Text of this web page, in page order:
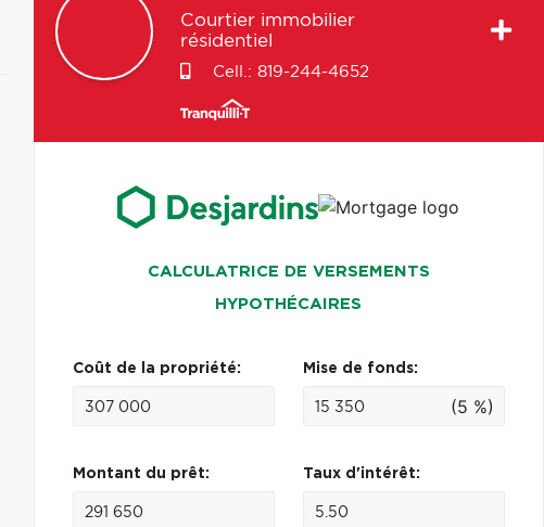
Courtier immobilier
résidentiel
Cell.: 819-244-4652
CALCULATRICE DE VERSEMENTS
HYPOTHÉCAIRES
Coût de la propriété: Mise de fonds:
(5 %)
Montant du prêt: Taux d'intérêt: